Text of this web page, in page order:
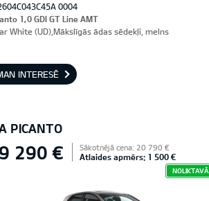
0004
1,0 GDI GT Line AMT
White (UD),Mākslīgās ādas sēdekļi, melns
INTERESĒ
PICANTO
290 € Sākotnējā cena: 20 790 €
Atlaides apmērs: 1 500 €
NOLIKTAVĀ